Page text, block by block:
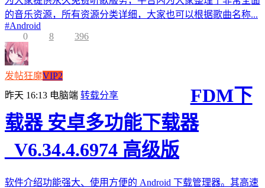
的音乐资源，所有资源分类详细，大家也可以根据歌曲名称...
#Android
0
8 396
发帖狂魔VIP2
昨天 16:13 电脑端 转载分享
FDM下
载器 安卓多功能下载器
_V6.34.4.6974 高级版
软件介绍功能强大、使用方便的 Android 下载管理器。其高速